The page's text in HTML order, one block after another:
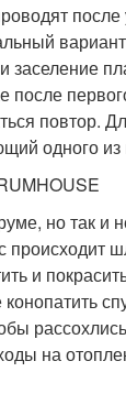
после
заселение
повтор.
одного
но так и
и
на